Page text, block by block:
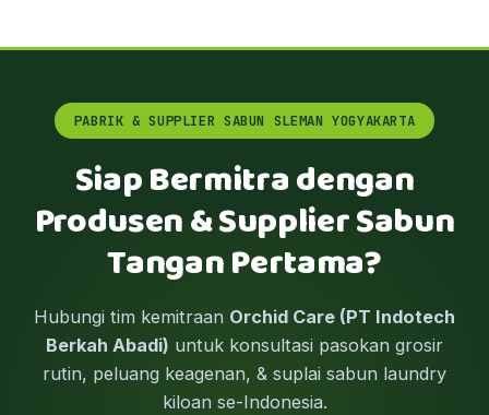
PABRIK & SUPPLIER SABUN SLEMAN YOGYAKARTA
Siap Bermitra dengan
Produsen & Supplier Sabun
Tangan Pertama?
Hubungi tim kemitraan Orchid Care (PT Indotech
Berkah Abadi) untuk konsultasi pasokan grosir
rutin, peluang keagenan, & suplai sabun laundry
kiloan se-Indonesia.